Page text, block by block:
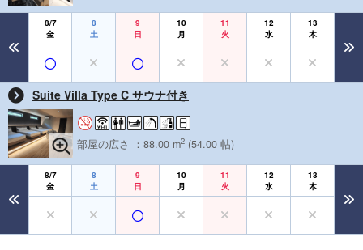
8/7
金
8
土
9
日
10
月
11
火
12
水
13
木
Suite Villa Type C サウナ付き
部屋の広さ ：88.00 m2 (54.00 帖)
8/7
金
8
土
9
日
10
月
11
火
12
水
13
木